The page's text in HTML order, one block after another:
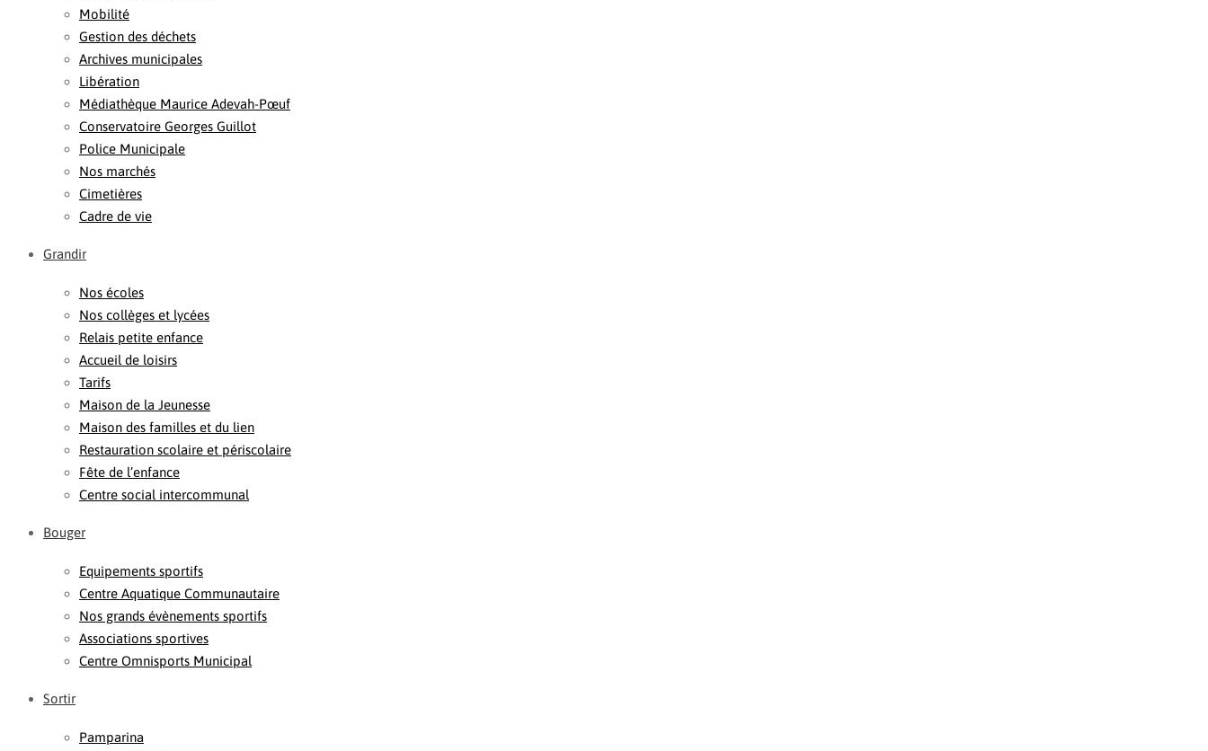
Mobilité
Gestion des déchets
Archives municipales
Libération
Médiathèque Maurice Adevah-Pœuf
Conservatoire Georges Guillot
Police Municipale
Nos marchés
Cimetières
Cadre de vie
Grandir
Nos écoles
Nos collèges et lycées
Relais petite enfance
Accueil de loisirs
Tarifs
Maison de la Jeunesse
Maison des familles et du lien
Restauration scolaire et périscolaire
Fête de l’enfance
Centre social intercommunal
Bouger
Equipements sportifs
Centre Aquatique Communautaire
Nos grands évènements sportifs
Associations sportives
Centre Omnisports Municipal
Sortir
Pamparina